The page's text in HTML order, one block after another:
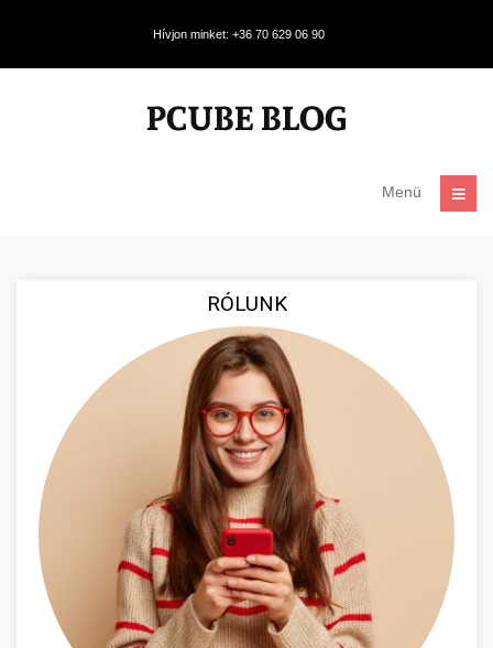
Hívjon minket: +36 70 629 06 90
Menü
RÓLUNK